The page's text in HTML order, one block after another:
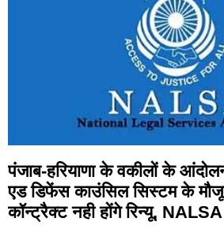
पंजाब-हरियाणा के वकीलों के
एड डिफेंस काउंसिल सिस्टम के
कॉन्ट्रैक्ट नही होंगे रिन्यू,